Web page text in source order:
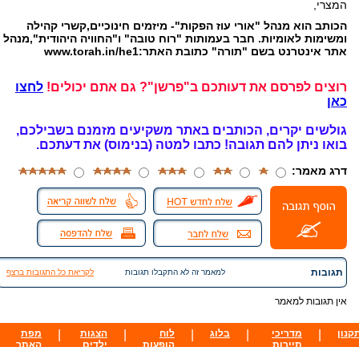
המצרי,
הכותב הוא מנהל "אורי עוז הפקות"- מיזמים חינוכיים,קשרי קהילה
ומשימות לאומיות. חבר בעמותות "רוח טובה" ו"החוויה היהודית",מנהל
אתר אינטרנט בשם "תורה" כתובת האתר:www.torah.in/he1
רוצים לפרסם את דעותכם ב"פרשן"? גם אתם יכולים! לחצו
כאן
גולשים יקרים, הכותבים באתר משקיעים מזמנם בשבילכם,
בואו ניתן להם תגובה! כתבו למטה (בנימוס) את דעתכם.
דרג מאמר:
תגובות למאמר זה לא התקבלו תגובות לקריאת כל התגובות ברצף
אין תגובות למאמר
מדריכי
תיירות
בלוג
לוח
הופעות
הצגות
ילדים
מפת
האתר